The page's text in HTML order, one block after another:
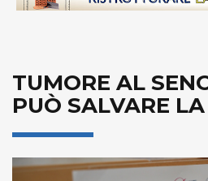
TUMORE AL
PUÒ SALVARE